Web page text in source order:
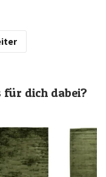
für dich dabei?